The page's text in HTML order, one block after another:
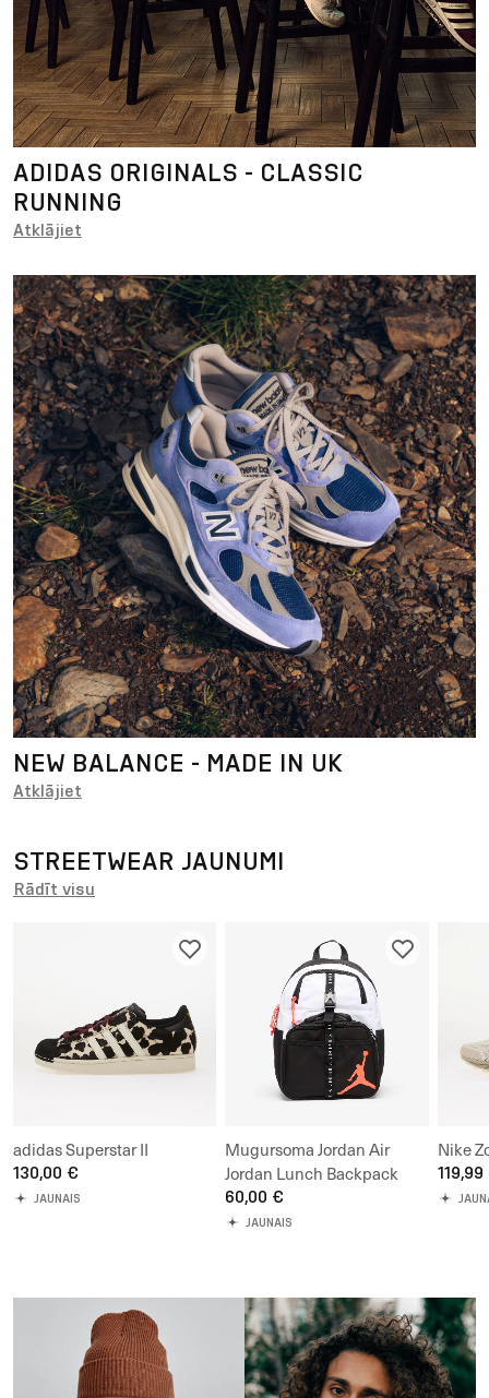
ADIDAS ORIGINALS - CLASSIC
RUNNING
Atklājiet
NEW BALANCE - MADE IN UK
Atklājiet
STREETWEAR JAUNUMI
Rādīt visu
adidas Superstar II
130,00 €
JAUNAIS
Mugursoma Jordan Air
Jordan Lunch Backpack
60,00 €
JAUNAIS
Nike